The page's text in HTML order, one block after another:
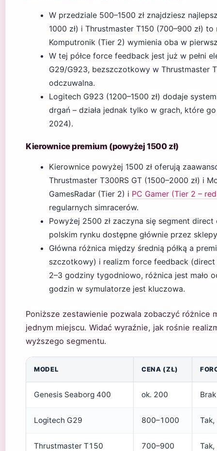
W przedziale 500–1500 zł znajdziesz
1000 zł) i Thrustmaster T150 (700–900 zł)
Komputronik (Tier 2) wymienia oba w
W tej półce force feedback jest już w pełni
G29/G923, bezszczotkowy w Thrustmaster
odczuwalna.
Logitech G923 (1200–1500 zł) dodaje
drgań – działa jednak tylko w grach, które
2024).
Kierownice premium (powyżej 1500 zł)
Kierownice powyżej 1500 zł oferują
Thrustmaster T300RS GT (1500–2000 zł) i
GamesRadar (Tier 2) i PC Gamer (Tier 2 –
regularnych simracerów.
Powyżej 2500 zł zaczyna się segment
polskim rynku dostępne głównie przez
Główna różnica między średnią półką a
szczotkowy) i realizm force feedback
2–3 godziny tygodniowo, różnica jest mało
godzin w symulatorze jest kluczowa.
Poniższe zestawienie pozwala zobaczyć różnice
jednym miejscu. Widać wyraźnie, jak rośnie
wyższego segmentu.
MODEL CENA (ZŁ)
Genesis Seaborg 400 ok. 200
Logitech G29 800–1000
Thrustmaster T150 700–900